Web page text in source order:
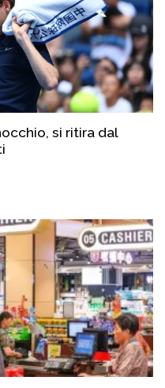
si ritira dal